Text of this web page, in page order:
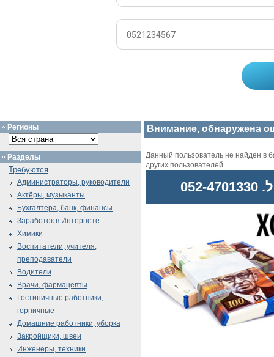
Внимание, обнаружена
Данный пользователь не найден в
других пользователей
Регионы
Разделы
Требуются
Администраторы, руководители
Актёры, музыканты
Бухгалтера, банк, финансы
Заработок в Интернете
Химики
Воспитатели, учителя,
преподаватели
Водители
Врачи, фармацевты
Гостиничные работники,
горничные
Домашние работники, уборка
Закройщики, швеи
Инженеры, техники